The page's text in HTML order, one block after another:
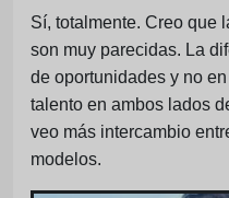
Sí, totalmente. Creo que
son muy parecidas. La
de oportunidades y no
talento en ambos lados
veo más intercambio
modelos.